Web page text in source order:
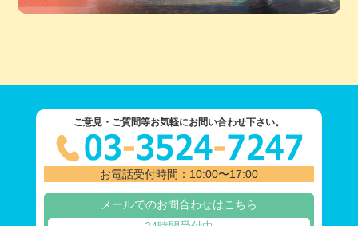
ご意見・ご質問等お気軽にお問い合わせ下さい。
お電話受付時間：10:00〜17:00
メールでのお問合わせはこちら